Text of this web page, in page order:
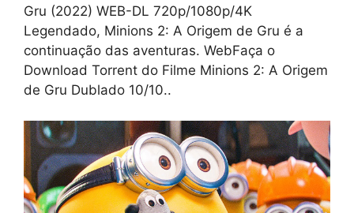
Gru (2022) WEB-DL 720p/1080p/4K
Legendado, Minions 2: A Origem de Gru é a
continuação das aventuras. WebFaça o
Download Torrent do Filme Minions 2: A Origem
de Gru Dublado 10/10..